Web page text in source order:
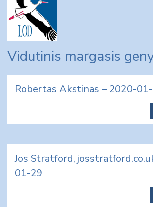
content
Vidutinis margasis
Robertas Akstinas – 2020-
Jos Stratford,
01-29